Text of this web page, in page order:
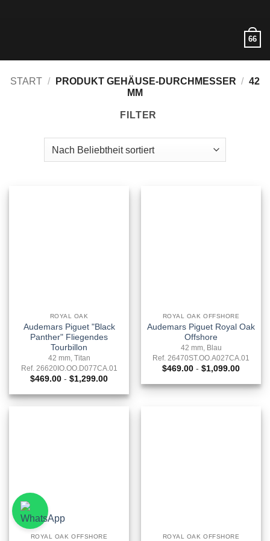
66
START / PRODUKT GEHÄUSE-DURCHMESSER / 42
MM
FILTER
ROYAL OAK
Audemars Piguet "Black
Panther" Fliegendes
Tourbillon
42 mm, Titan
Ref. 26620IO.OO.D077CA.01
$469.00 - $1,299.00Preisspanne:
bis
$1,299.00
ROYAL OAK OFFSHORE
Audemars Piguet Royal Oak
Offshore
42 mm, Blau
Ref. 26470ST.OO.A027CA.01
$469.00 - $1,099.00
bis
ROYAL OAK OFFSHORE ROYAL OAK OFFSHORE